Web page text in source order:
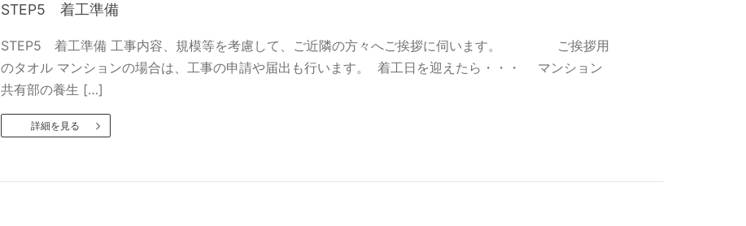
STEP5 着工準備
STEP5 着工準備 工事内容、規模等を考慮して、ご近隣の方々へご挨拶に伺います。 ご挨拶用
のタオル マンションの場合は、工事の申請や届出も行います。 着工日を迎えたら・・・ マンション
共有部の養生 […]
詳細を見る